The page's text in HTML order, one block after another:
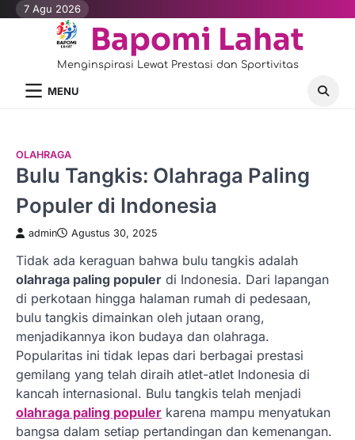
Skip7 Agu 2026
Bapomi Lahat
Menginspirasi Lewat Prestasi dan Sportivitas
MENU
OLAHRAGA
Bulu Tangkis: Olahraga Paling
Populer di Indonesia
admin Agustus 30, 2025
Tidak ada keraguan bahwa bulu tangkis adalah
olahraga paling populer di Indonesia. Dari lapangan
di perkotaan hingga halaman rumah di pedesaan,
bulu tangkis dimainkan oleh jutaan orang,
menjadikannya ikon budaya dan olahraga.
Popularitas ini tidak lepas dari berbagai prestasi
gemilang yang telah diraih atlet-atlet Indonesia di
kancah internasional. Bulu tangkis telah menjadi
olahraga paling populer karena mampu menyatukan
bangsa dalam setiap pertandingan dan kemenangan.